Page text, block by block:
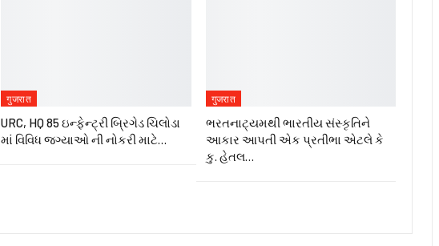
गुजरात
URC, HQ 85 ઇન્ફેન્ટ્રી બ્રિગેડ ચિલોડા
માં વિવિધ જગ્યાઓ ની નોકરી માટે…
गुजरात
ભરતનાટ્યમથી ભારતીય સંસ્કૃતિને
આકાર આપતી એક પ્રતીભા એટલે કે‌
કુ. હેતલ…